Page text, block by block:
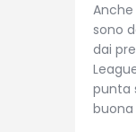
sono
dai
punta
buona